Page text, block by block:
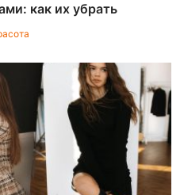
как их убрать